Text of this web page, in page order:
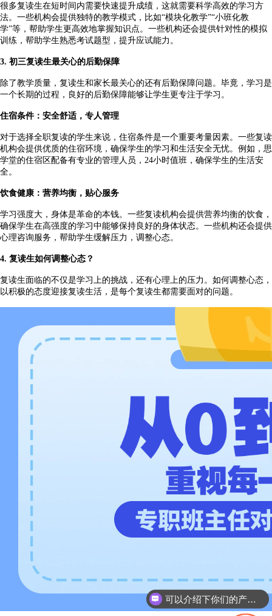
很多复读生在短时间内需要快速提升成绩，这就需要科学高效的学习方
法。一些机构会提供独特的教学模式，比如“模块化教学”“小班化教
学”等，帮助学生更高效地掌握知识点。一些机构还会提供针对性的模拟
训练，帮助学生熟悉考试题型，提升应试能力。
3. 初三复读生最关心的后勤保障
除了教学质量，复读生和家长最关心的还有后勤保障问题。毕竟，学习是
一个长期的过程，良好的后勤保障能够让学生更专注于学习。
住宿条件：安全舒适，专人管理
对于选择全职复读的学生来说，住宿条件是一个重要考量因素。一些复读
机构会提供优质的住宿环境，确保学生的学习和生活安全无忧。例如，思
学堂的住宿区配备有专业的管理人员， 24小时值班，确保学生的生活安
全。
饮食健康：营养均衡，贴心服务
学习强度大，身体是革命的本钱。一些复读机构会提供营养均衡的饮食，
确保学生在高强度的学习中能够保持良好的身体状态。一些机构还会提供
心理咨询服务，帮助学生缓解压力，调整心态。
4. 复读生如何调整心态？
复读生面临的不仅是学习上的挑战，还有心理上的压力。如何调整心态，
以积极的态度迎接复读生活，是每个复读生都需要面对的问题。
可以介绍下你们的产品么